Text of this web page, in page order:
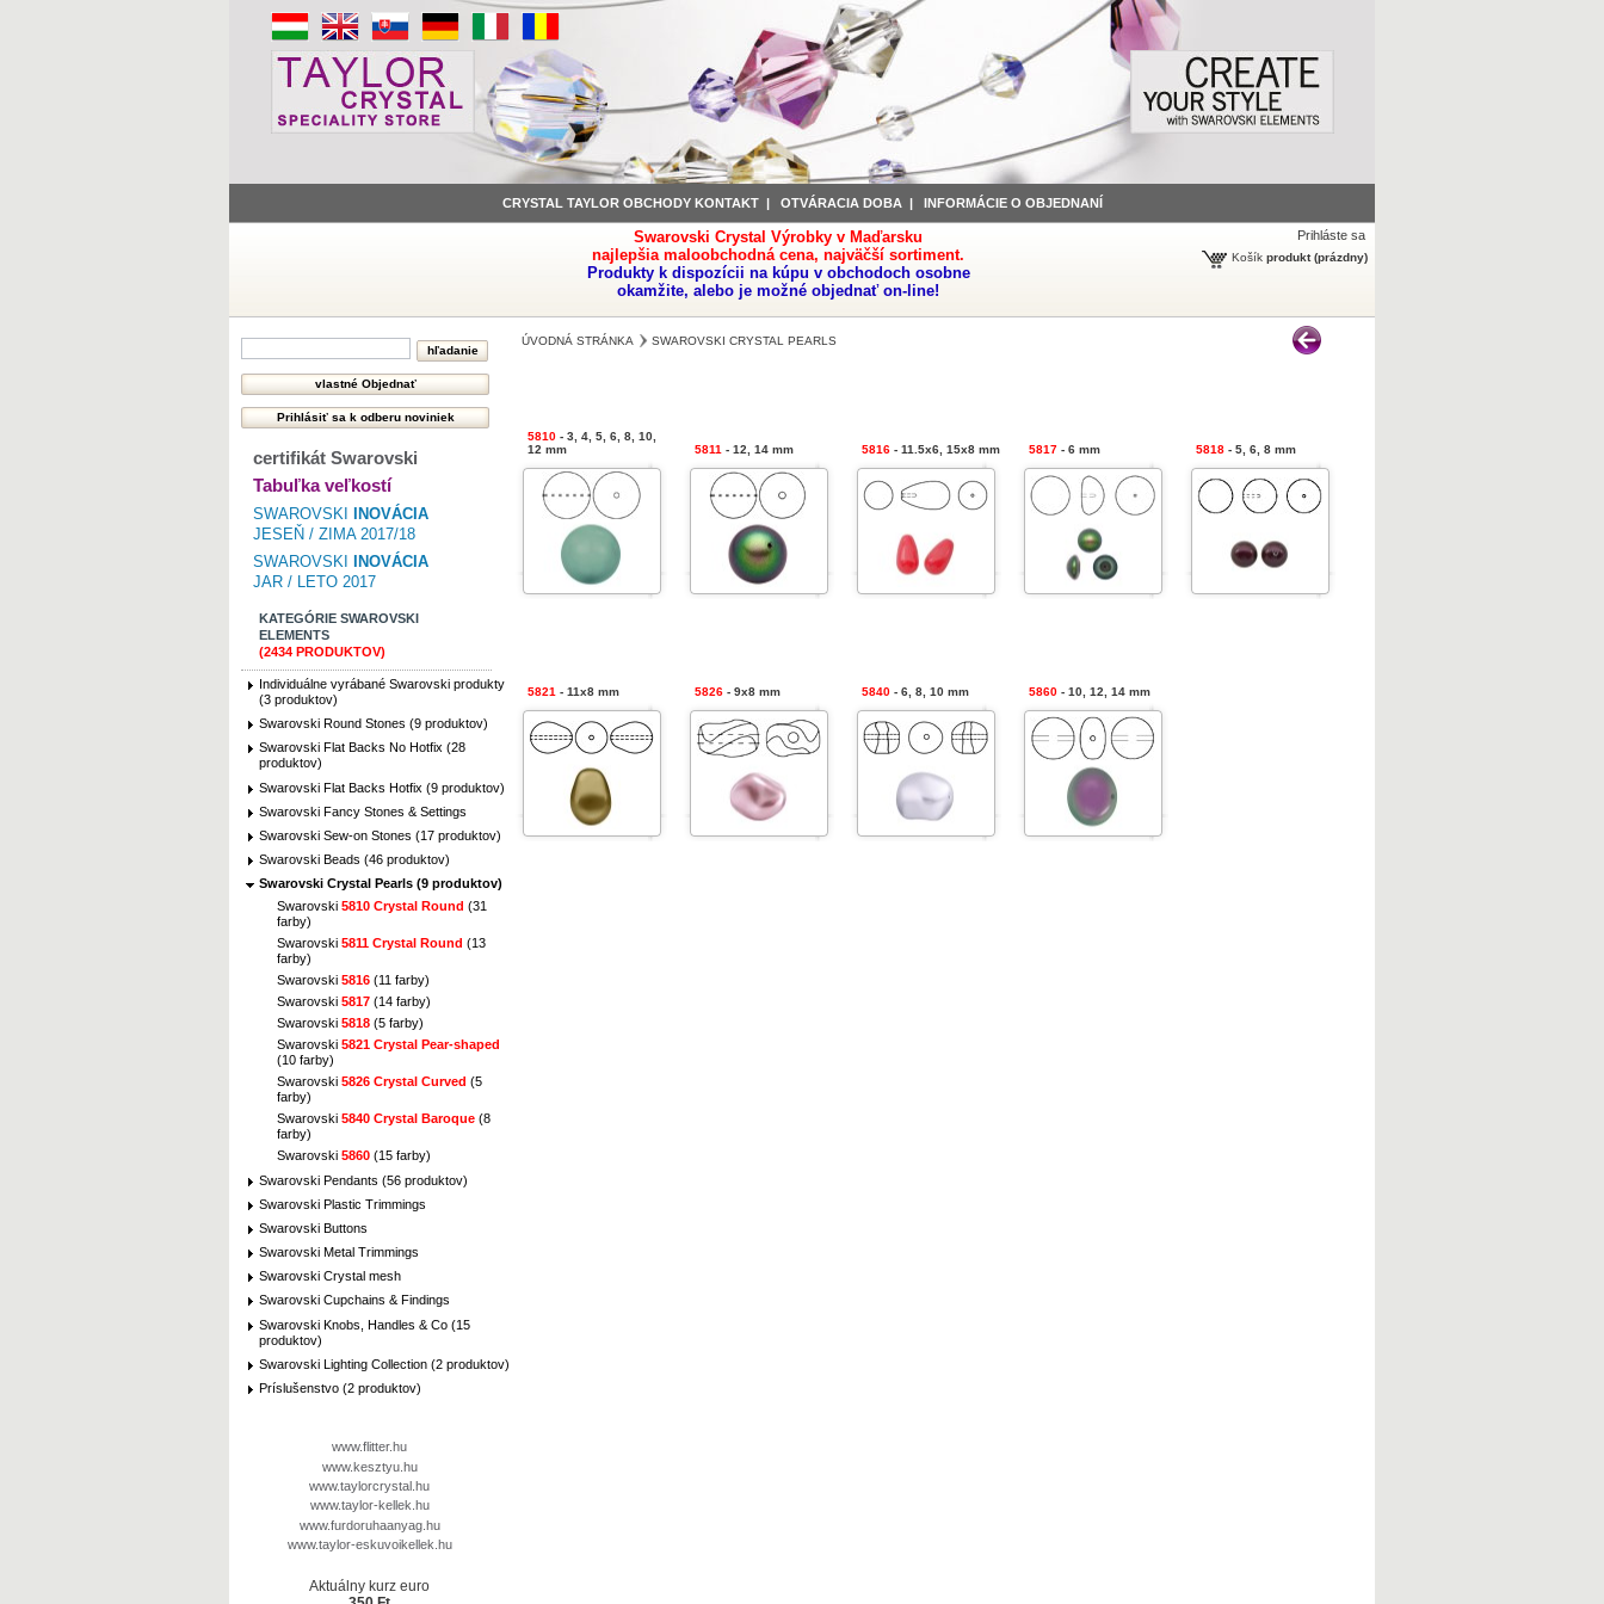
CRYSTAL TAYLOR OBCHODY KONTAKT| OTVÁRACIA DOBA | INFORMÁCIE O OBJEDNANÍ
Swarovski Crystal Výrobky v Maďarsku
najlepšia maloobchodná cena, najväčší sortiment.
Produkty k dispozícii na kúpu v obchodoch osobne
okamžite, alebo je možné objednať on-line!
Prihláste sa
Košík produkt (prázdny)
certifikát Swarovski
Tabuľka veľkostí
SWAROVSKI
INOVÁCIA
JESEŇ / ZIMA 2017/18
SWAROVSKI
INOVÁCIA
JAR / LETO 2017
KATEGÓRIE SWAROVSKI
ELEMENTS
(2434 PRODUKTOV)
Individuálne vyrábané Swarovski produkty
(3 produktov)
Swarovski Round Stones (9 produktov)
Swarovski Flat Backs No Hotfix (28
produktov)
Swarovski Flat Backs Hotfix (9 produktov)
Swarovski Fancy Stones & Settings
Swarovski Sew-on Stones (17 produktov)
Swarovski Beads (46 produktov)
Swarovski Crystal Pearls (9 produktov)
Swarovski 5810 Crystal Round (31
farby)
Swarovski 5811 Crystal Round (13
farby)
Swarovski 5816 (11 farby)
Swarovski 5817 (14 farby)
Swarovski 5818 (5 farby)
Swarovski 5821 Crystal Pear-shaped
(10 farby)
Swarovski 5826 Crystal Curved (5
farby)
Swarovski 5840 Crystal Baroque (8
farby)
Swarovski 5860 (15 farby)
Swarovski Pendants (56 produktov)
Swarovski Plastic Trimmings
Swarovski Buttons
Swarovski Metal Trimmings
Swarovski Crystal mesh
Swarovski Cupchains & Findings
Swarovski Knobs, Handles & Co (15
produktov)
Swarovski Lighting Collection (2 produktov)
Príslušenstvo (2 produktov)
www.flitter.hu
www.kesztyu.hu
www.taylorcrystal.hu
www.taylor-kellek.hu
www.furdoruhaanyag.hu
www.taylor-eskuvoikellek.hu
Aktuálny kurz euro
ÚVODNÁ STRÁNKA SWAROVSKI CRYSTAL PEARLS
5810 - 3, 4, 5, 6, 8, 10,
12 mm
5811 - 12, 14 mm 5816 - 11.5x6, 15x8 mm 5817 - 6 mm 5818 - 5, 6, 8 mm
5821 - 11x8 mm 5826 - 9x8 mm 5840 - 6, 8, 10 mm 5860 - 10, 12, 14 mm